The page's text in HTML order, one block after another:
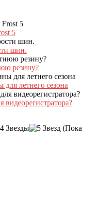
5
шин.
резину?
летнего сезона
видеорегистратора?
(Пока